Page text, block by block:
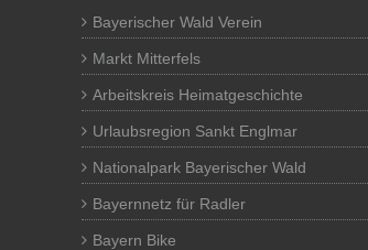
Bayerischer Wald Verein
Markt Mitterfels
Arbeitskreis Heimatgeschichte
Urlaubsregion Sankt Englmar
Nationalpark Bayerischer Wald
Bayernnetz für Radler
Bayern Bike